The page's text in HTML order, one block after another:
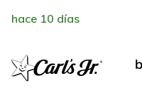
hace 10 días